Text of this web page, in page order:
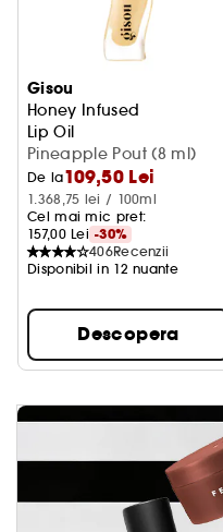
Gisou
Honey Infused
Lip Oil
Pineapple Pout (8 ml)
De la109,50 Lei
1.368,75 lei / 100ml
Cel mai mic pret:
157,00 Lei -30%
406Recenzii
Disponibil in 12 nuante
Descopera